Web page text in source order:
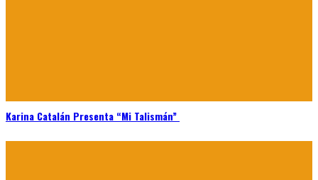
Karina Catalán Presenta “Mi Talismán”